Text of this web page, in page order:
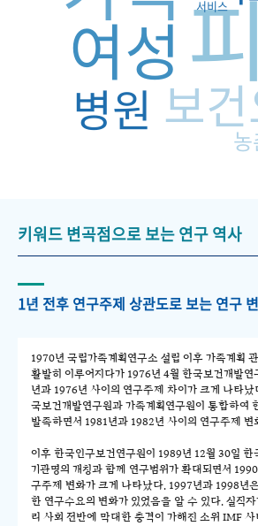
여성
보
병원
서비스
키워드 변곡점으로 보는 연구 역사
1년 전후 연구주제 상관도로 보는 연구
1970년 국립가족계획연구소 설립 이후 가족계획
활발히 이루어지다가 1976년 4월 한국보건개발연
년과 1976년 사이의 연구주제 차이가 크게 나타
국보건개발연구원과 가족계획연구원이 통합하여
발족하면서 1981년과 1982년 사이의 연구주제 변
이후 한국인구보건연구원이 1989년 12월 30일
기관명의 개칭과 함께 연구범위가 확대되면서
구주제 변화가 크게 나타났다. 1997년과 1998년
한 연구수요의 변화가 있었음을 알 수 있다. 실직
리 사회 전반에 막대한 충격이 가해진 소위 IMF